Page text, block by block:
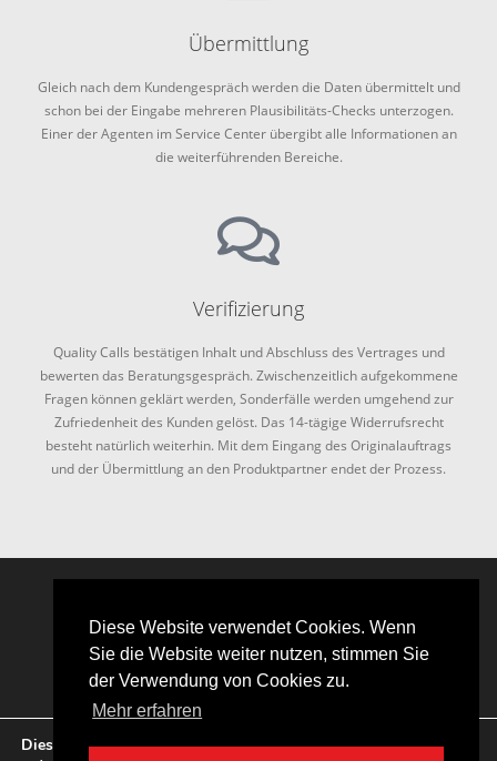
Diese Website verwendet Cookies. Wenn
Sie die Website weiter nutzen, stimmen Sie
der Verwendung von Cookies zu.
Mehr erfahren
Übermittlung
Gleich nach dem Kundengespräch werden die Daten übermittelt und
schon bei der Eingabe mehreren Plausibilitäts-Checks unterzogen.
Einer der Agenten im Service Center übergibt alle Informationen an
die weiterführenden Bereiche.
Verifizierung
Quality Calls bestätigen Inhalt und Abschluss des Vertrages und
bewerten das Beratungsgespräch. Zwischenzeitlich aufgekommene
Fragen können geklärt werden, Sonderfälle werden umgehend zur
Zufriedenheit des Kunden gelöst. Das 14-tägige Widerrufsrecht
besteht natürlich weiterhin. Mit dem Eingang des Originalauftrags
und der Übermittlung an den Produktpartner endet der Prozess.
Diese Website verwendet Cookies. Wenn Sie die Website weiter